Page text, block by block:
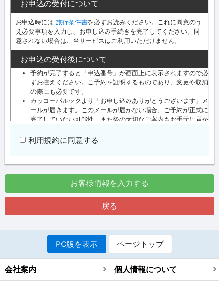
利用規約に同意する
お客様情報を入力する
戻る
PC版を表示 ページトップ
会社案内 個人情報について